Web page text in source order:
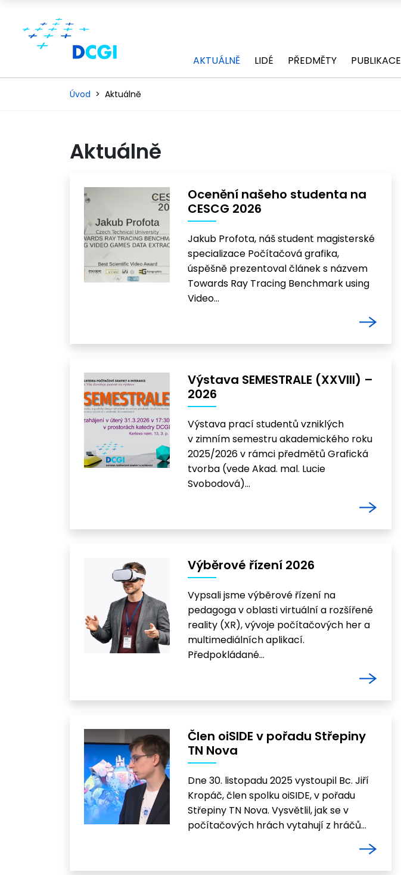
AKTUÁLNĚ LIDÉ PŘEDMĚTY PUBLIKACE
Úvod Aktuálně
Aktuálně
Ocenění našeho studenta na
CESCG 2026
Jakub Profota, náš student magisterské
specializace Počítačová grafika,
úspěšně prezentoval článek s názvem
Towards Ray Tracing Benchmark using
Video…
Výstava SEMESTRALE (XXVIII) –
2026
Výstava prací studentů vzniklých
v zimním semestru akademického roku
2025/2026 v rámci předmětů Grafická
tvorba (vede Akad. mal. Lucie
Svobodová)…
Výběrové řízení 2026
Vypsali jsme výběrové řízení na
pedagoga v oblasti virtuální a rozšířené
reality (XR), vývoje počítačových her a
multimediálních aplikací.
Předpokládané…
Člen oiSIDE v pořadu Střepiny
TN Nova
Dne 30. listopadu 2025 vystoupil Bc. Jiří
Kropáč, člen spolku oiSIDE, v pořadu
Střepiny TN Nova. Vysvětlil, jak se v
počítačových hrách vytahují z hráčů…